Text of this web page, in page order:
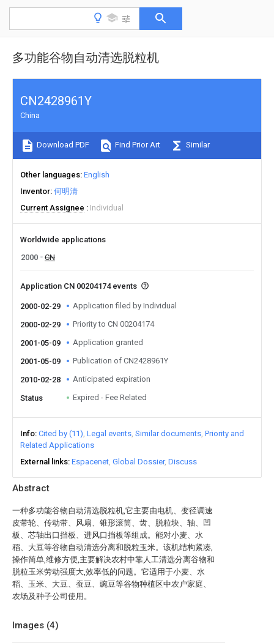
多功能谷物自动清选脱粒机
Abstract
一种多功能谷物自动清选脱粒机,它主要由电机、变径调速
皮带轮、传动带、风扇、锥形滚筒、齿、脱粒块、轴、凹
板、芯轴出口挡板、进风口挡板等组成。能对小麦、水
稻、大豆等谷物自动清选分离和脱粒玉米。该机结构紧凑,
操作简单,维修方便,主要解决农村中靠人工清选分离谷物和
脱粒玉米劳动强度大,效率低的问题。它适用于小麦、水
稻、玉米、大豆、蚕豆、豌豆等谷物种植区中农户家庭、
农场及种子公司使用。
Images (4)
CN2428961Y
China
Download PDF Find Prior Art Similar
Other languages English
Inventor 何明清
Current Assignee
Individual
Worldwide applications
2000
CN
Application CN 00204174 events
2000-02-29 Application filed by Individual
2000-02-29 Priority to CN 00204174
2001-05-09 Application granted
2001-05-09 Publication of CN2428961Y
2010-02-28 Anticipated expiration
Status Expired - Fee Related
Info Cited by (11) Legal events Similar documents Priority and
Related Applications
External links Espacenet Global Dossier Discuss